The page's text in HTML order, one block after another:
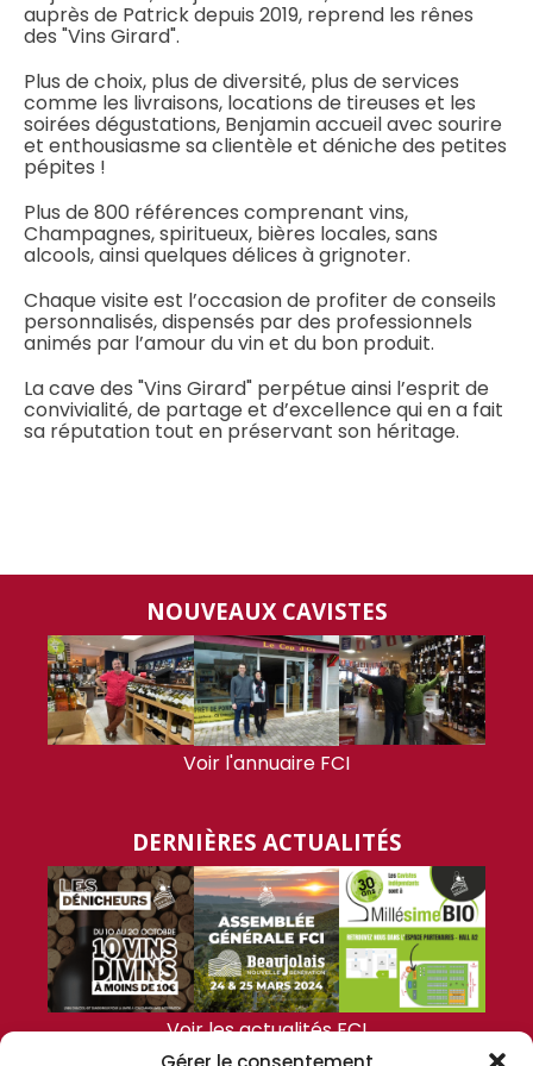
auprès de Patrick depuis 2019, reprend les rênes
des "Vins Girard".
Plus de choix, plus de diversité, plus de services
comme les livraisons, locations de tireuses et les
soirées dégustations, Benjamin accueil avec sourire
et enthousiasme sa clientèle et déniche des petites
pépites !
Plus de 800 références comprenant vins,
Champagnes, spiritueux, bières locales, sans
alcools, ainsi quelques délices à grignoter.
Chaque visite est l’occasion de profiter de conseils
personnalisés, dispensés par des professionnels
animés par l’amour du vin et du bon produit.
La cave des "Vins Girard" perpétue ainsi l’esprit de
convivialité, de partage et d’excellence qui en a fait
sa réputation tout en préservant son héritage.
NOUVEAUX CAVISTES
Voir l'annuaire FCI
DERNIÈRES ACTUALITÉS
Voir les actualités FCI